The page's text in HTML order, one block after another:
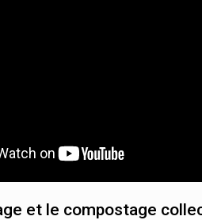
et le compostage